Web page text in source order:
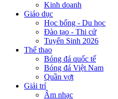
Kinh doanh
Giáo dục
Học bổng - Du học
Đào tạo - Thi cử
Tuyển Sinh 2026
Thể thao
Bóng đá quốc tế
Bóng đá Việt Nam
Quần vợt
Giải trí
Âm nhạc